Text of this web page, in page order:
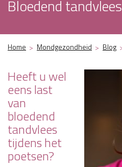
Bloedend tandvlees
Home Mondgezondheid Blog
Heeft u wel
eens last
van
bloedend
tandvlees
tijdens het
poetsen?